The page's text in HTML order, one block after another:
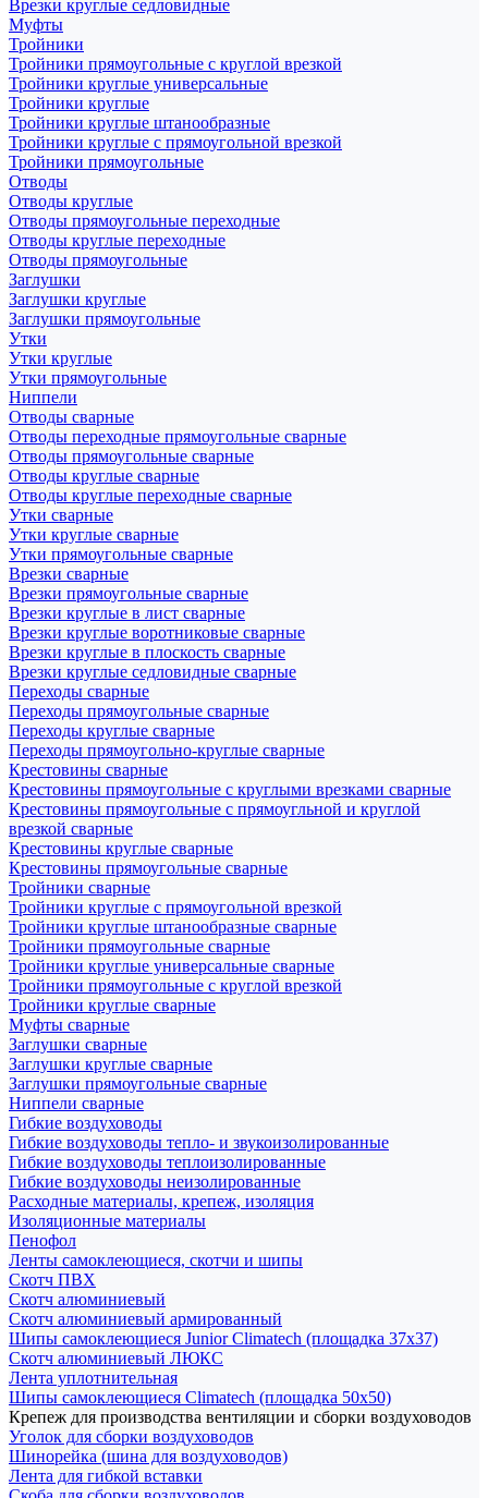
Врезки круглые седловидные
Муфты
Тройники
Тройники прямоугольные с круглой врезкой
Тройники круглые универсальные
Тройники круглые
Тройники круглые штанообразные
Тройники круглые с прямоугольной врезкой
Тройники прямоугольные
Отводы
Отводы круглые
Отводы прямоугольные переходные
Отводы круглые переходные
Отводы прямоугольные
Заглушки
Заглушки круглые
Заглушки прямоугольные
Утки
Утки круглые
Утки прямоугольные
Ниппели
Отводы сварные
Отводы переходные прямоугольные сварные
Отводы прямоугольные сварные
Отводы круглые сварные
Отводы круглые переходные сварные
Утки сварные
Утки круглые сварные
Утки прямоугольные сварные
Врезки сварные
Врезки прямоугольные сварные
Врезки круглые в лист сварные
Врезки круглые воротниковые сварные
Врезки круглые в плоскость сварные
Врезки круглые седловидные сварные
Переходы сварные
Переходы прямоугольные сварные
Переходы круглые сварные
Переходы прямоугольно-круглые сварные
Крестовины сварные
Крестовины прямоугольные с круглыми врезками сварные
Крестовины прямоугольные с прямоугльной и круглой
врезкой сварные
Крестовины круглые сварные
Крестовины прямоугольные сварные
Тройники сварные
Тройники круглые с прямоугольной врезкой
Тройники круглые штанообразные сварные
Тройники прямоугольные сварные
Тройники круглые универсальные сварные
Тройники прямоугольные с круглой врезкой
Тройники круглые сварные
Муфты сварные
Заглушки сварные
Заглушки круглые сварные
Заглушки прямоугольные сварные
Ниппели сварные
Гибкие воздуховоды
Гибкие воздуховоды тепло- и звукоизолированные
Гибкие воздуховоды теплоизолированные
Гибкие воздуховоды неизолированные
Расходные материалы, крепеж, изоляция
Изоляционные материалы
Пенофол
Ленты самоклеющиеся, скотчи и шипы
Скотч ПВХ
Скотч алюминиевый
Скотч алюминиевый армированный
Шипы самоклеющиеся Junior Climatech (площадка 37х37)
Скотч алюминиевый ЛЮКС
Лента уплотнительная
Шипы самоклеющиеся Climatech (площадка 50х50)
Крепеж для производства вентиляции и сборки воздуховодов
Уголок для сборки воздуховодов
Шинорейка (шина для воздуховодов)
Лента для гибкой вставки